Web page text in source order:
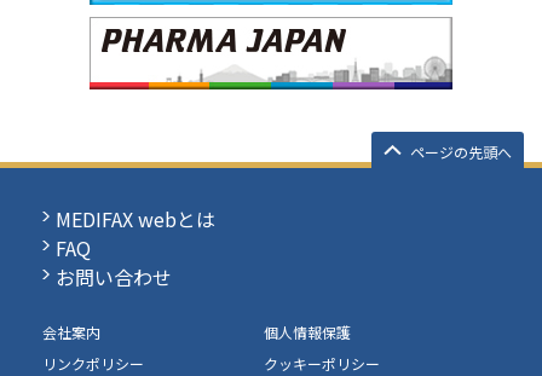
ページの先頭へ
MEDIFAX webとは
FAQ
お問い合わせ
会社案内
個人情報保護
リンクポリシー
クッキーポリシー